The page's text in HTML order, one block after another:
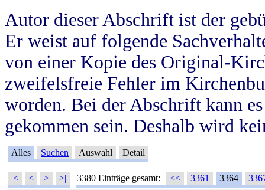
Autor dieser Abschrift ist der
Er weist auf folgende
von einer Kopie des Original-
zweifelsfreie Fehler im
worden. Bei der Abschrift kann
gekommen sein. Deshalb wird
Alles Suchen Auswahl Detail
|< < > >| 3380 Einträge gesamt: << 3361 3364